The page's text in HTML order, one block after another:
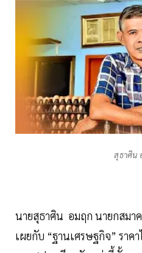
สุธาศิน
นายสุธาศิน อมฤก นายกสมา
เผยกับ “ฐานเศรษฐกิจ” รา